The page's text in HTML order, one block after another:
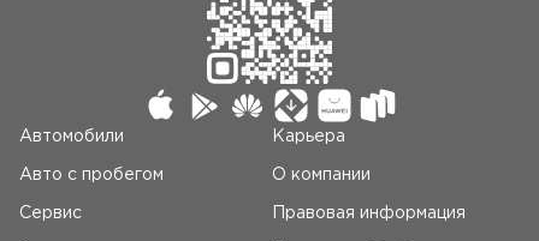
Автомобили
Авто c пробегом
Сервис
Карьера
О компании
Правовая информация